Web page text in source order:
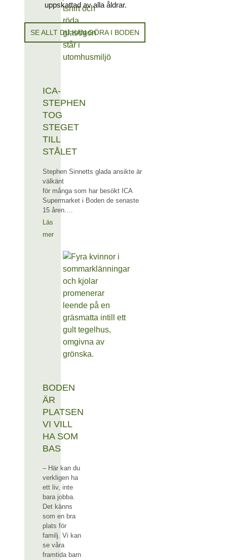
ICA-
STEPHEN
TOG
STEGET
TILL
STÅLET
Stephen Sinnetts glada ansikte är
välkänt
för många som har besökt ICA
Supermarket i Boden de senaste
15 åren.…
Läs
mer
BODEN
ÄR
PLATSEN
VI VILL
HA SOM
BAS
– Här kan du
verkligen ha
ett liv, inte
bara jobba.
Det känns
som en bra
plats för
familj. Vi kan
se våra
framtida barn
uppskattad av alla åldrar.
SE ALLT DU KAN GÖRA I BODEN